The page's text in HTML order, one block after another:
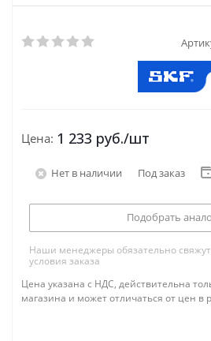
Цена: 1 233 руб./шт
Нет в наличии Под заказ
Подобрать
Наши менеджеры обязательно
условия заказа
Цена указана с НДС, действительна
магазина и может отличаться от цен в